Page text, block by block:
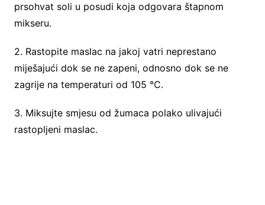
prsohvat soli u posudi koja odgovara štapnom
mikseru.
2. Rastopite maslac na jakoj vatri neprestano
miješajući dok se ne zapeni, odnosno dok se ne
zagrije na temperaturi od 105 °C.
3. Miksujte smjesu od žumaca polako ulivajući
rastopljeni maslac.